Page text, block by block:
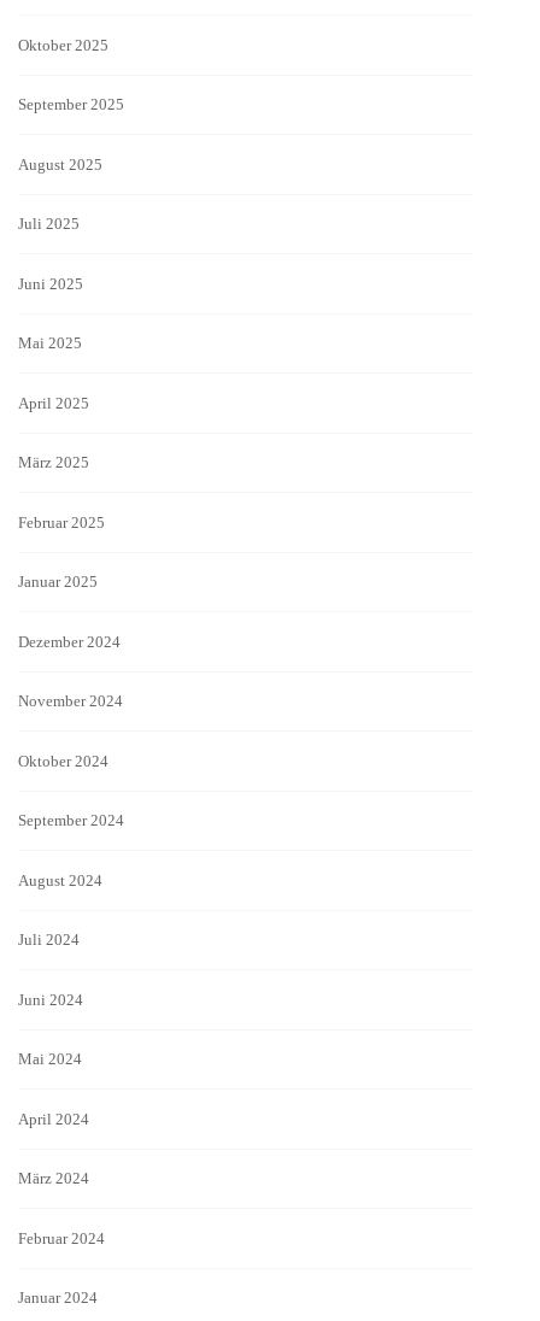
Oktober 2025
September 2025
August 2025
Juli 2025
Juni 2025
Mai 2025
April 2025
März 2025
Februar 2025
Januar 2025
Dezember 2024
November 2024
Oktober 2024
September 2024
August 2024
Juli 2024
Juni 2024
Mai 2024
April 2024
März 2024
Februar 2024
Januar 2024